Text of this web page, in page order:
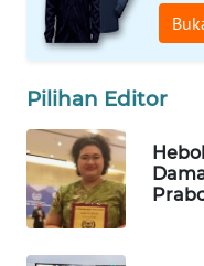
Pilihan Editor
DESA
WISATA
LAPAK
Wahana
Network
KONSUMEN